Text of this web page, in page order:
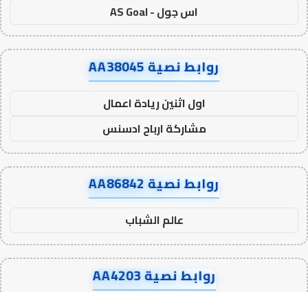
اس جول - AS Goal
روابط نصية AA38045
اول اثنين ريادة اعمال
مشاركة ارباح ادسنس
روابط نصية AA86842
عالم الشباب
روابط نصية AA4203